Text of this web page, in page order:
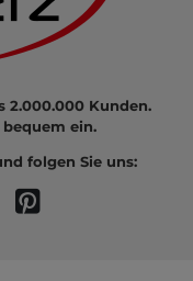
2.000.000 Kunden.
ein.
folgen Sie uns: